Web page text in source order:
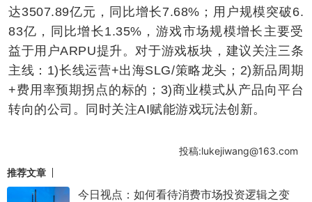
达3507.89亿元，同比增长7.68%；用户规模突破6.
83亿，同比增长1.35%，游戏市场规模增长主要受
益于用户ARPU提升。对于游戏板块，建议关注三条
主线：1)长线运营+出海SLG/策略龙头；2)新品周期
+费用率预期拐点的标的；3)商业模式从产品向平台
转向的公司。同时关注AI赋能游戏玩法创新。
投稿:lukejiwang@163.com
推荐文章
今日视点：如何看待消费市场投资逻辑之变